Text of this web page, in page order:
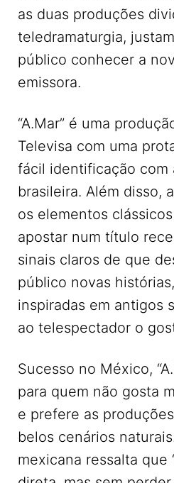
as duas produções
teledramaturgia,
público conhecer a
emissora.
“A.Mar” é uma
Televisa com uma
fácil identificação com
brasileira. Além disso,
os elementos
apostar num título
sinais claros de que
público novas
inspiradas em antigos
ao telespectador o
Sucesso no México,
para quem não gosta
e prefere as
belos cenários
mexicana ressalta que